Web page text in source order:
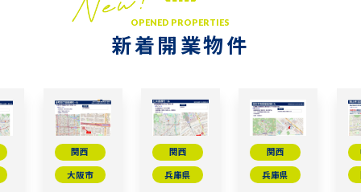
OPENED PROPERTIES
新着開業物件
関西
大阪市
関西
兵庫県
関西
兵庫県